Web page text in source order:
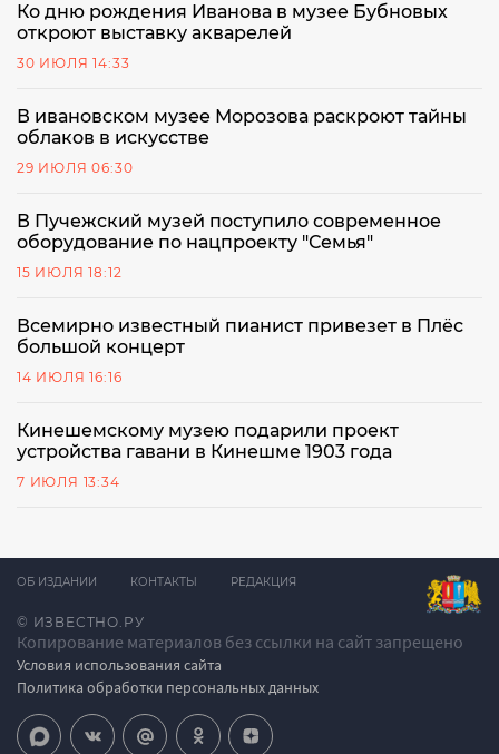
Ко дню рождения Иванова в музее Бубновых
откроют выставку акварелей
30 ИЮЛЯ 14:33
В ивановском музее Морозова раскроют тайны
облаков в искусстве
29 ИЮЛЯ 06:30
В Пучежский музей поступило современное
оборудование по нацпроекту "Семья"
15 ИЮЛЯ 18:12
Всемирно известный пианист привезет в Плёс
большой концерт
14 ИЮЛЯ 16:16
Кинешемскому музею подарили проект
устройства гавани в Кинешме 1903 года
7 ИЮЛЯ 13:34
© ИЗВЕСТНО.РУ
Копирование материалов без ссылки на сайт запрещено
Условия использования сайта
Политика обработки персональных данных
ОБ ИЗДАНИИ КОНТАКТЫ РЕДАКЦИЯ